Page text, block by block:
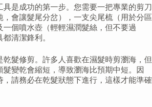
具是成功的第一步。您需要一把專業的剪刀
，會讓髮尾分岔），一支尖尾梳（用於分區
一個噴水壺（輕輕濕潤髮絲，但不要過
清潔鋒利。
乾髮修剪。許多人喜歡在濕髮時剪瀏海，但
髮變乾會縮短，導致瀏海比預期中短。因
，請務必在乾髮狀態下進行，這樣才能準確